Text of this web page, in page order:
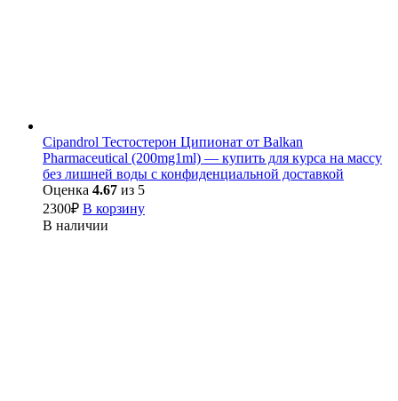
Cipandrol Тестостерон Ципионат от Balkan
Pharmaceutical (200mg1ml) — купить для курса на массу
без лишней воды с конфиденциальной доставкой
Оценка 4.67 из 5
2300₽ В корзину
В наличии